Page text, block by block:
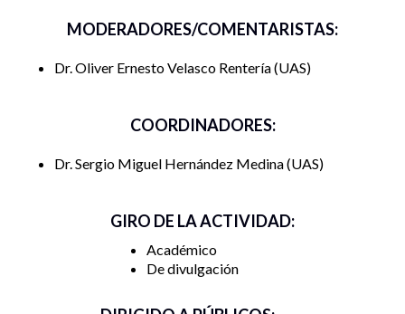
MODERADORES/COMENTARISTAS:
Dr. Oliver Ernesto Velasco Rentería UAS
COORDINADORES:
Dr. Sergio Miguel Hernández Medina UAS
GIRO DE LA ACTIVIDAD:
Académico
De divulgación